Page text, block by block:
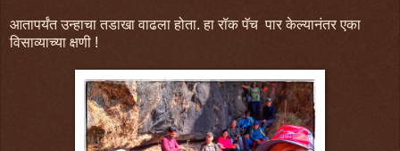
आतापर्यंत उन्हाचा तडाखा वाढला होता. हा रॉक पॅच पार केल्यानंतर एका
विसाव्याच्या क्षणी !